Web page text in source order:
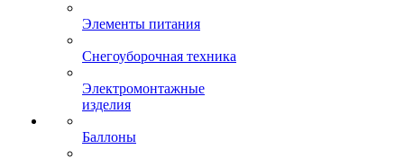
Элементы питания
Снегоуборочная техника
Электромонтажные
изделия
Баллоны